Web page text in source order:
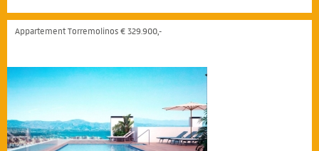
Appartement Torremolinos € 329.900,-